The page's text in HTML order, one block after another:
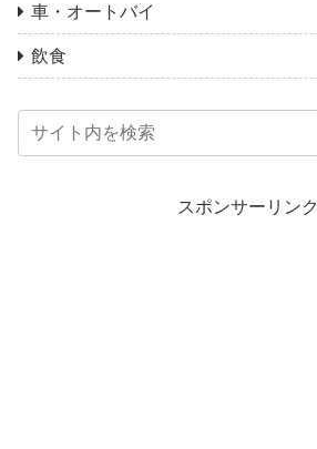
車・オートバイ
飲食
スポンサーリンク